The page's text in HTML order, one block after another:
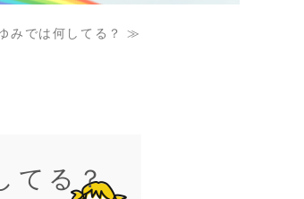
みでは何してる？ ≫
てる？